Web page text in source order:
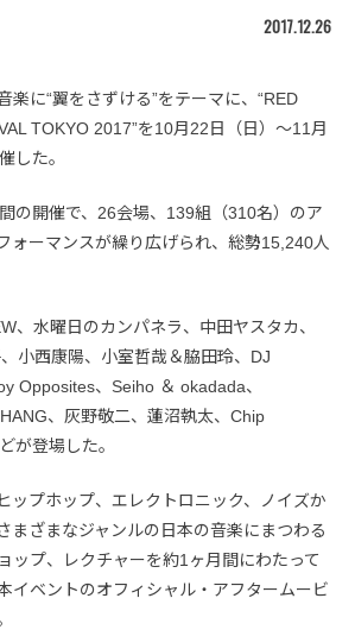
2017.12.26
楽に“翼をさずける”をテーマに、“RED
TOKYO 2017”を10月22日（日）〜11月
した。
の開催で、26会場、139組（310名）のア
ォーマンスが繰り広げられ、総勢15,240人
、水曜日のカンパネラ、中田ヤスタカ、
小西康陽、小室哲哉＆脇田玲、DJ
Opposites、Seiho ＆ okadada、
、灰野敬二、蓮沼執太、Chip
が登場した。
ップホップ、エレクトロニック、ノイズか
まざまなジャンルの日本の音楽にまつわる
ップ、レクチャーを約1ヶ月間にわたって
イベントのオフィシャル・アフタームービ